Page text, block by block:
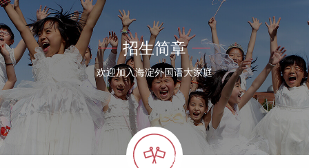
招生简章
欢迎加入海淀外国语大家庭